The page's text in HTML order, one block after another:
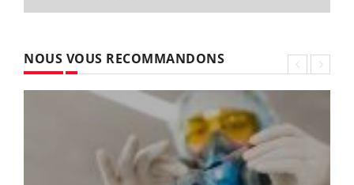
NOUS VOUS RECOMMANDONS